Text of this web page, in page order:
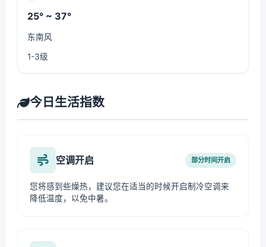
25° ~ 37°
东南风
1-3级
今日生活指数
空调开启 部分时间开启
您将感到些燥热，建议您在适当的时候开启制冷空调来
降低温度，以免中暑。